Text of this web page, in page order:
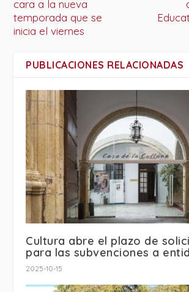
cara a la nueva
temporada que se
inicia el viernes
PUBLICACIONES RELACIONADAS
Cultura abre el plazo de
para las subvenciones a
2025-10-15